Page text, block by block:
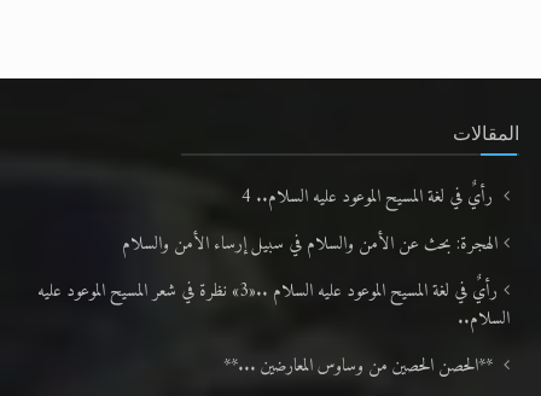
المقالات
رأيٌ في لغة المسيح الموعود عليه السلام.. 4
الهجرة: بحث عن الأمن والسلام في سبيل إرساء الأمن والسلام
رأيٌ في لغة المسيح الموعود عليه السلام ..«3» نظرة في شعر المسيح الموعود عليه
السلام..
**الحصن الحصين من وساوس المعارضين ...**